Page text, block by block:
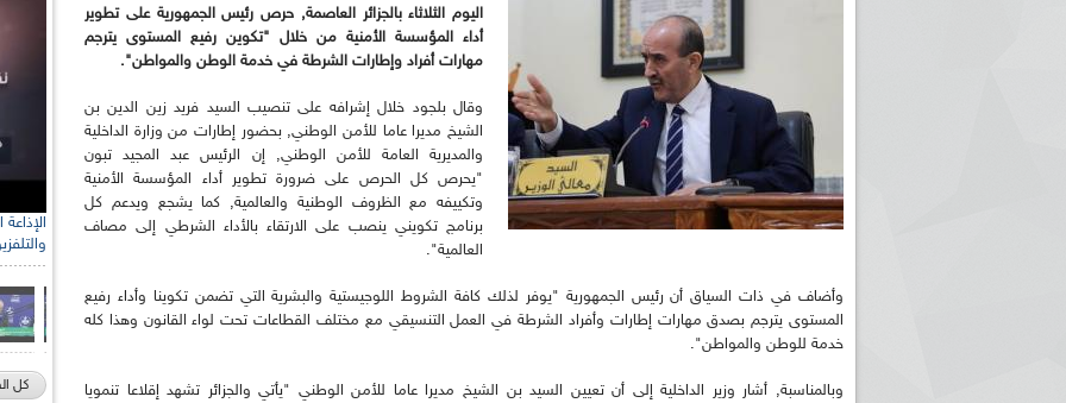
اليوم الثلاثاء بالجزائر العاصمة, حرص رئيس الجمهورية على تطوير
أداء المؤسسة الأمنية من خلال "تكوين رفيع المستوى يترجم
مهارات أفراد وإطارات الشرطة في خدمة الوطن والمواطن".
وقال بلجود خلال إشرافه على تنصيب السيد فريد زين الدين بن
الشيخ مديرا عاما للأمن الوطني, بحضور إطارات من وزارة الداخلية
والمديرية العامة للأمن الوطني, إن الرئيس عبد المجيد تبون
"يحرص كل الحرص على ضرورة تطوير أداء المؤسسة الأمنية
وتكييفه مع الظروف الوطنية والعالمية, كما يشجع ويدعم كل
برنامج تكويني ينصب على الارتقاء بالأداء الشرطي إلى مصاف
العالمية".
وأضاف في ذات السياق أن رئيس الجمهورية "يوفر لذلك كافة الشروط اللوجيستية والبشرية التي تضمن تكوينا وأداء رفيع
المستوى يترجم بصدق مهارات إطارات وأفراد الشرطة في العمل التنسيقي مع مختلف القطاعات تحت لواء القانون وهذا كله
خدمة للوطن والمواطن".
وبالمناسبة, أشار وزير الداخلية إلى أن تعيين السيد بن الشيخ مديرا عاما للأمن الوطني "يأتي والجزائر تشهد إقلاعا تنمويا
كل